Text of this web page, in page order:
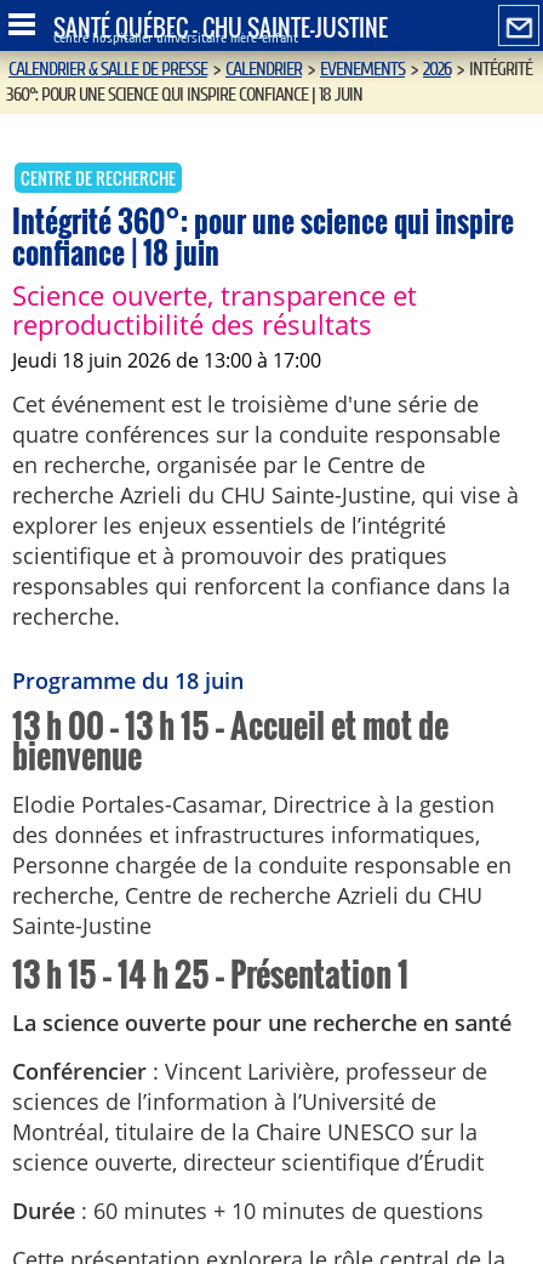
SANTÉ QUÉBEC - CHU SAINTE-JUSTINE
Centre hospitalier universitaire mère-enfant
CALENDRIER & SALLE DE PRESSE>CALENDRIER>EVENEMENTS>2026>INTÉGRITÉ
360°: POUR UNE SCIENCE QUI INSPIRE CONFIANCE | 18 JUIN
CENTRE DE RECHERCHE
Intégrité 360°: pour une science qui inspire
confiance | 18 juin
Science ouverte, transparence et
reproductibilité des résultats
jeudi 18 juin 2026 de 13:00 à 17:00
Cet événement est le troisième d'une série de
quatre conférences sur la conduite responsable
en recherche, organisée par le Centre de
recherche Azrieli du CHU Sainte-Justine, qui vise à
explorer les enjeux essentiels de l’intégrité
scientifique et à promouvoir des pratiques
responsables qui renforcent la confiance dans la
recherche.
Programme du 18 juin
13 h 00 – 13 h 15 – Accueil et mot de
bienvenue
Elodie Portales-Casamar, Directrice à la gestion
des données et infrastructures informatiques,
Personne chargée de la conduite responsable en
recherche, Centre de recherche Azrieli du CHU
Sainte-Justine
13 h 15 – 14 h 25 – Présentation 1
La science ouverte pour une recherche en santé
Conférencier : Vincent Larivière, professeur de
sciences de l’information à l’Université de
Montréal, titulaire de la Chaire UNESCO sur la
science ouverte, directeur scientifique d’Érudit
Durée : 60 minutes + 10 minutes de questions